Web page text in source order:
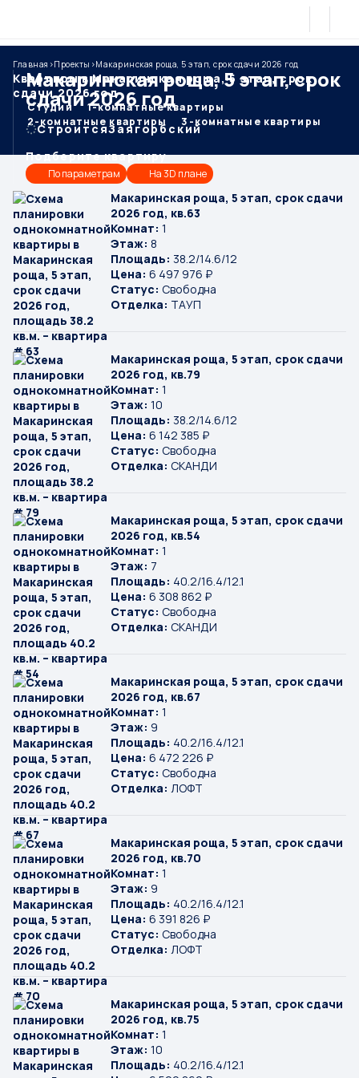
Главная >Проекты >Макаринская роща, 5 этап, срок сдачи 2026 год
Макаринская роща, 5 этап, срок
сдачи 2026 год
СтроитсяЗаягорбский
Подберитеквартиру
По параметрам На 3D плане
Квартиры в Макаринская роща, 5 этап, срок
сдачи 2026 год
Студии
1-комнатные квартиры
2-комнатные квартиры
3-комнатные квартиры
Макаринская роща, 5 этап, срок сдачи
2026 год, кв.63
Комнат: 1
Этаж: 8
Площадь: 38.2/14.6/12
Цена: 6 497 976 ₽
Статус: Свободна
Отделка: ТАУП
Макаринская роща, 5 этап, срок сдачи
2026 год, кв.79
Комнат: 1
Этаж: 10
Площадь: 38.2/14.6/12
Цена: 6 142 385 ₽
Статус: Свободна
Отделка: СКАНДИ
Макаринская роща, 5 этап, срок сдачи
2026 год, кв.54
Комнат: 1
Этаж: 7
Площадь: 40.2/16.4/12.1
Цена: 6 308 862 ₽
Статус: Свободна
Отделка: СКАНДИ
Макаринская роща, 5 этап, срок сдачи
2026 год, кв.67
Комнат: 1
Этаж: 9
Площадь: 40.2/16.4/12.1
Цена: 6 472 226 ₽
Статус: Свободна
Отделка: ЛОФТ
Макаринская роща, 5 этап, срок сдачи
2026 год, кв.70
Комнат: 1
Этаж: 9
Площадь: 40.2/16.4/12.1
Цена: 6 391 826 ₽
Статус: Свободна
Отделка: ЛОФТ
Макаринская роща, 5 этап, срок сдачи
2026 год, кв.75
Комнат: 1
Этаж: 10
Площадь: 40.2/16.4/12.1